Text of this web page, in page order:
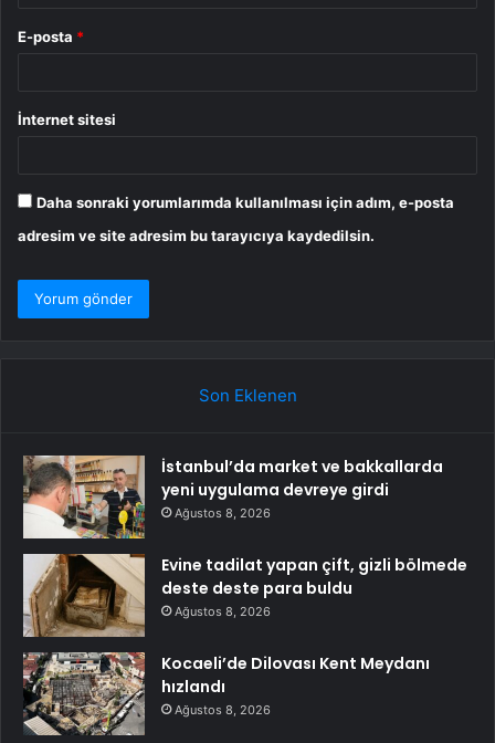
E-posta *
İnternet sitesi
Daha sonraki yorumlarımda kullanılması için adım, e-posta
adresim ve site adresim bu tarayıcıya kaydedilsin.
Son Eklenen
İstanbul’da market ve bakkallarda
yeni uygulama devreye girdi
Ağustos 8, 2026
Evine tadilat yapan çift, gizli bölmede
deste deste para buldu
Ağustos 8, 2026
Kocaeli’de Dilovası Kent Meydanı
hızlandı
Ağustos 8, 2026